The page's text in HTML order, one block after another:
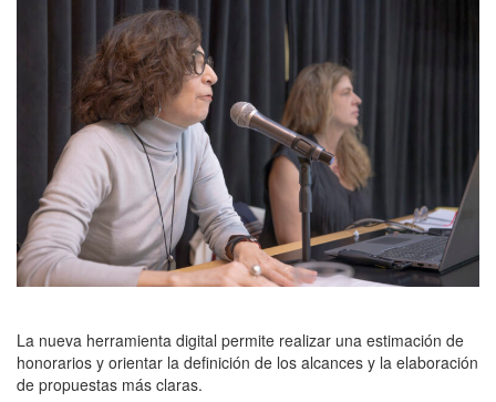
La nueva herramienta digital permite realizar una estimación de
honorarios y orientar la definición de los alcances y la elaboración
de propuestas más claras.